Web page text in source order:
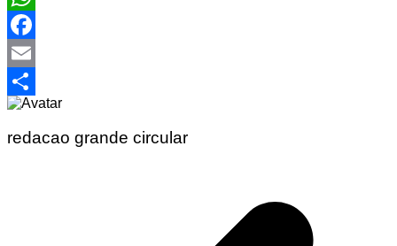
WhatsApp
Facebook
Email
Share
redacao grande circular